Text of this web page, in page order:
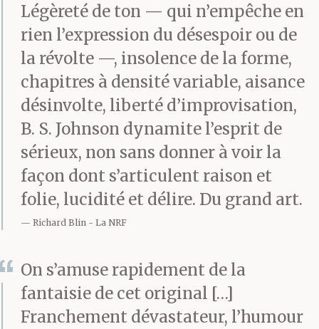
sans que tu aies à
souffrir de l’absence
d’un père et sans porter
atteinte à ce que
certains n’hésiteraient
point à nommer ta
normalité. Je me félicite
que tu sois toi-même,
davantage et moins que
ce que j’ai fait de toi, si
Légèreté de ton — qui n’empêche en
rien l’expression du désespoir ou de
la révolte —, insolence de la forme,
chapitres à densité variable, aisance
désinvolte, liberté d’improvisation,
B. S. Johnson dynamite l’esprit de
sérieux, non sans donner à voir la
façon dont s’articulent raison et
folie, lucidité et délire. Du grand art.
Richard Blin La NRF
On s’amuse rapidement de la
fantaisie de cet original […]
Franchement dévastateur, l’humour